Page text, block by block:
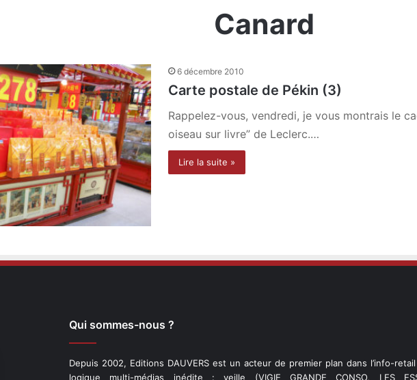
Canard
6 décembre 2010
Carte postale de Pékin (3)
Rappelez-vous, vendredi, je vous montrais le
oiseau sur livre” de Leclerc.…
Lire la suite »
Qui sommes-nous ?
Depuis 2002, Editions DAUVERS est un acteur de premier plan dans l’info-
logique multi-médias inédite : veille (VIGIE GRANDE CONSO, LES